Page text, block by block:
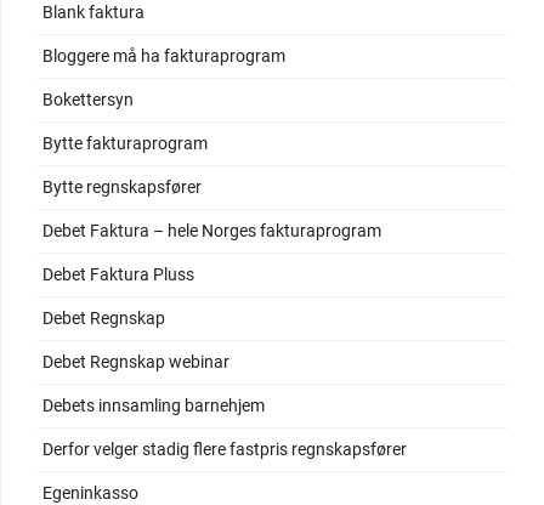
Blank faktura
Bloggere må ha fakturaprogram
Bokettersyn
Bytte fakturaprogram
Bytte regnskapsfører
Debet Faktura – hele Norges fakturaprogram
Debet Faktura Pluss
Debet Regnskap
Debet Regnskap webinar
Debets innsamling barnehjem
Derfor velger stadig flere fastpris regnskapsfører
Egeninkasso